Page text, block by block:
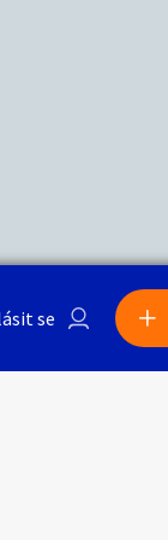
se
0/1000